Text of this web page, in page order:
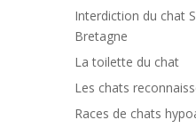
Interdiction du chat
Bretagne
La toilette du chat
Les chats
Races de chats